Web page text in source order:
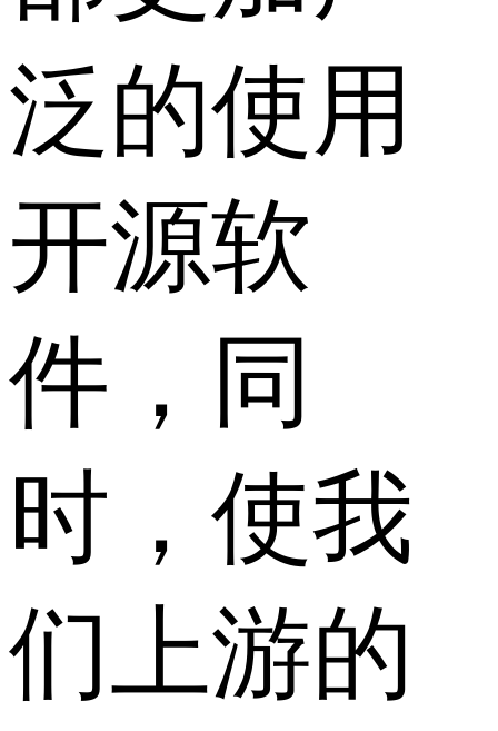
泛的使用
开源软
件，同
时，使我
们上游的